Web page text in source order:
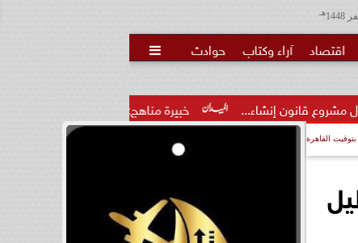
هـ
اقتصاد آراء وكتاب حوادث 
خبيرة مناهج: حداثة تخرج المعلمين الجدد لا تكفي..
بتوقيت القاهرة